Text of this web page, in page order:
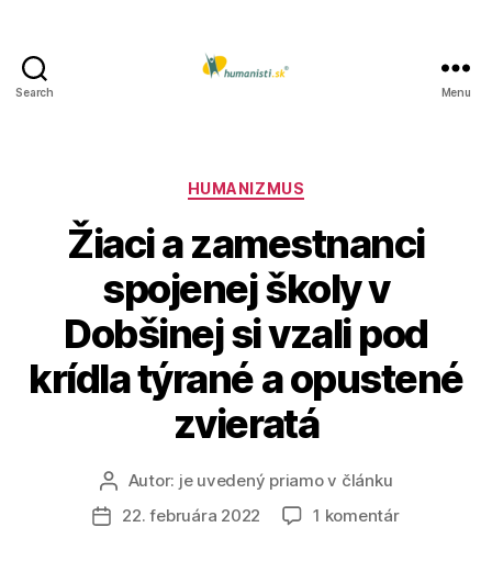
Search Menu
Kategórie
HUMANIZMUS
Žiaci a zamestnanci
spojenej školy v
Dobšinej si vzali pod
krídla týrané a opustené
zvieratá
Autor
článku
Autor: je uvedený priamo v článku
Dátum
22. februára 2022 1 komentárna